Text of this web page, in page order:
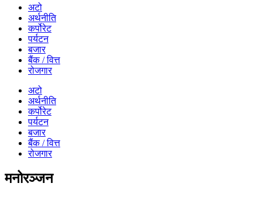
अटो
अर्थनीति
कर्पोरेट
पर्यटन
बजार
बैंक / वित्त
रोजगार
अटो
अर्थनीति
कर्पोरेट
पर्यटन
बजार
बैंक / वित्त
रोजगार
मनोरञ्जन